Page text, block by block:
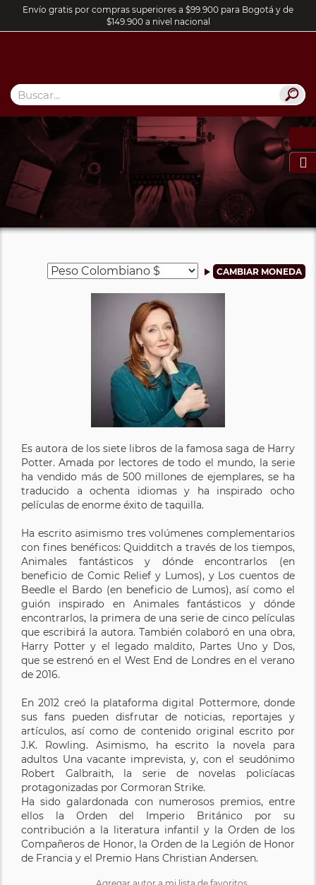
Envío gratis por compras superiores a $99.900 para Bogotá y de
$149.900 a nivel nacional

Es autora de los siete libros de la famosa saga de Harry
Potter. Amada por lectores de todo el mundo, la serie
ha vendido más de 500 millones de ejemplares, se ha
traducido a ochenta idiomas y ha inspirado ocho
películas de enorme éxito de taquilla.
Ha escrito asimismo tres volúmenes complementarios
con fines benéficos: Quidditch a través de los tiempos,
Animales fantásticos y dónde encontrarlos (en
beneficio de Comic Relief y Lumos), y Los cuentos de
Beedle el Bardo (en beneficio de Lumos), así como el
guión inspirado en Animales fantásticos y dónde
encontrarlos, la primera de una serie de cinco películas
que escribirá la autora. También colaboró en una obra,
Harry Potter y el legado maldito, Partes Uno y Dos,
que se estrenó en el West End de Londres en el verano
de 2016.
En 2012 creó la plataforma digital Pottermore, donde
sus fans pueden disfrutar de noticias, reportajes y
artículos, así como de contenido original escrito por
J.K. Rowling. Asimismo, ha escrito la novela para
adultos Una vacante imprevista, y, con el seudónimo
Robert Galbraith, la serie de novelas policíacas
protagonizadas por Cormoran Strike.
Ha sido galardonada con numerosos premios, entre
ellos la Orden del Imperio Británico por su
contribución a la literatura infantil y la Orden de los
Compañeros de Honor, la Orden de la Legión de Honor
de Francia y el Premio Hans Christian Andersen.